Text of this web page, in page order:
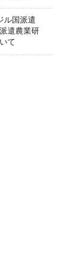
ル国派遣
遣農業研
て